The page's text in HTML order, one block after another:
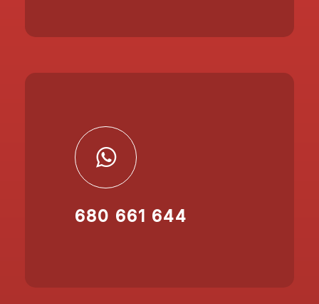
680 661 644